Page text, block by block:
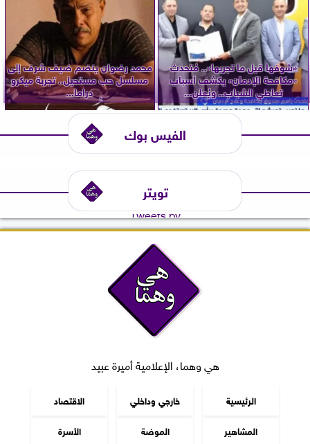
«شوفها قبل ما تجربها».. مُتحدث
«مكافحة الإدمان» يكشف أسباب
تعاطي الشباب.. ويُعلن...
محمد رضوان ينضم ضيف شرف إلى
مسلسل حب مستحيل.. تجربة ميكرو
دراما...
الفيس بوك
تويتر
Tweets by
هي وهما، الإعلامية أميرة عبيد
الرئيسية خارجي وداخلي
الاقتصاد
المشاهير
الموضة الأسرة